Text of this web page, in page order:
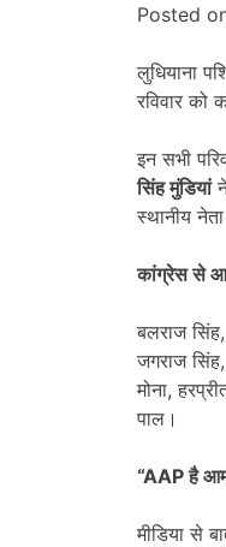
Posted
लुधियाना
रविवार को
इन सभी
सिंह मुंडियांने
स्थानीय
कांग्रेस से
बलराज
जगराज
मोना,
पाल।
“AAPहै आम
मीडिया से